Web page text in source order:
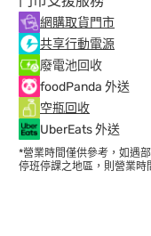
網購取貨門市
共享行動電源
廢電池回收
foodPanda 外送
空瓶回收
UberEats 外送
*營業時間僅供參考，如遇
停班停課之地區，則營業時